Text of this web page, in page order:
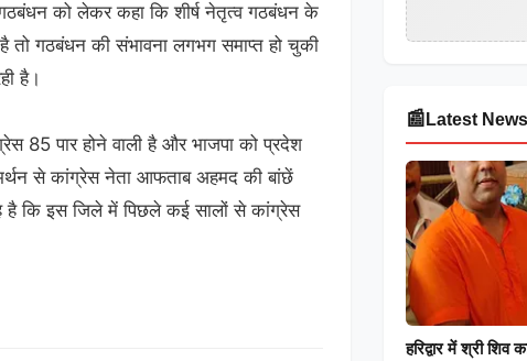
को लेकर कहा कि शीर्ष नेतृत्व गठबंधन के
तो गठबंधन की संभावना लगभग समाप्त हो चुकी
है।
85 पार होने वाली है और भाजपा को प्रदेश
से कांग्रेस नेता आफताब अहमद की बांछें
है कि इस जिले में पिछले कई सालों से कांग्रेस
📰 Latest News
हरिद्वार में श्री